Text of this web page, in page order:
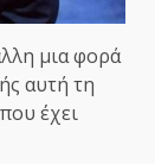
μια φορά
αυτή τη
έχει